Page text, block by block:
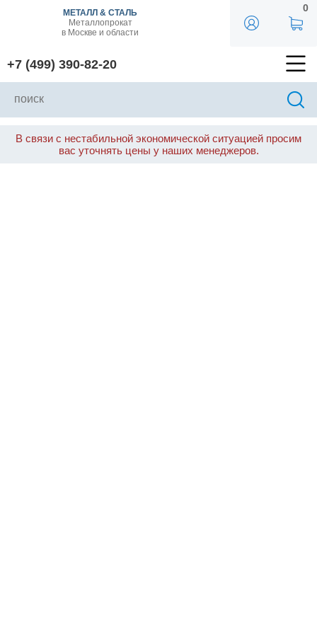
МЕТАЛЛ & СТАЛЬ
Металлопрокат
в Москве и области
+7 (499) 390-82-20
0
В связи с нестабильной экономической ситуацией просим
вас уточнять цены у наших менеджеров.